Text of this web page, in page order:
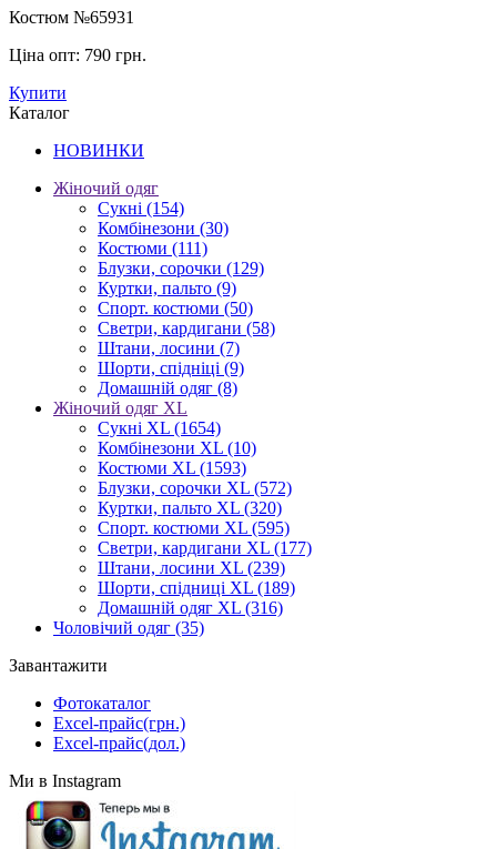
Костюм №65931
Ціна опт: 790 грн.
Купити
Каталог
НОВИНКИ
Жіночий одяг
Сукні (154)
Комбінезони (30)
Костюми (111)
Блузки, сорочки (129)
Куртки, пальто (9)
Спорт. костюми (50)
Светри, кардигани (58)
Штани, лосини (7)
Шорти, спідніці (9)
Домашній одяг (8)
Жіночий одяг XL
Cукні XL (1654)
Комбінезони XL (10)
Костюми XL (1593)
Блузки, сорочки XL (572)
Куртки, пальто XL (320)
Спорт. костюми XL (595)
Светри, кардигани XL (177)
Штани, лосини XL (239)
Шорти, спідниці XL (189)
Домашній одяг XL (316)
Чоловічий одяг (35)
Завантажити
Фотокаталог
Excel-прайс(грн.)
Excel-прайс(дол.)
Ми в Instagram